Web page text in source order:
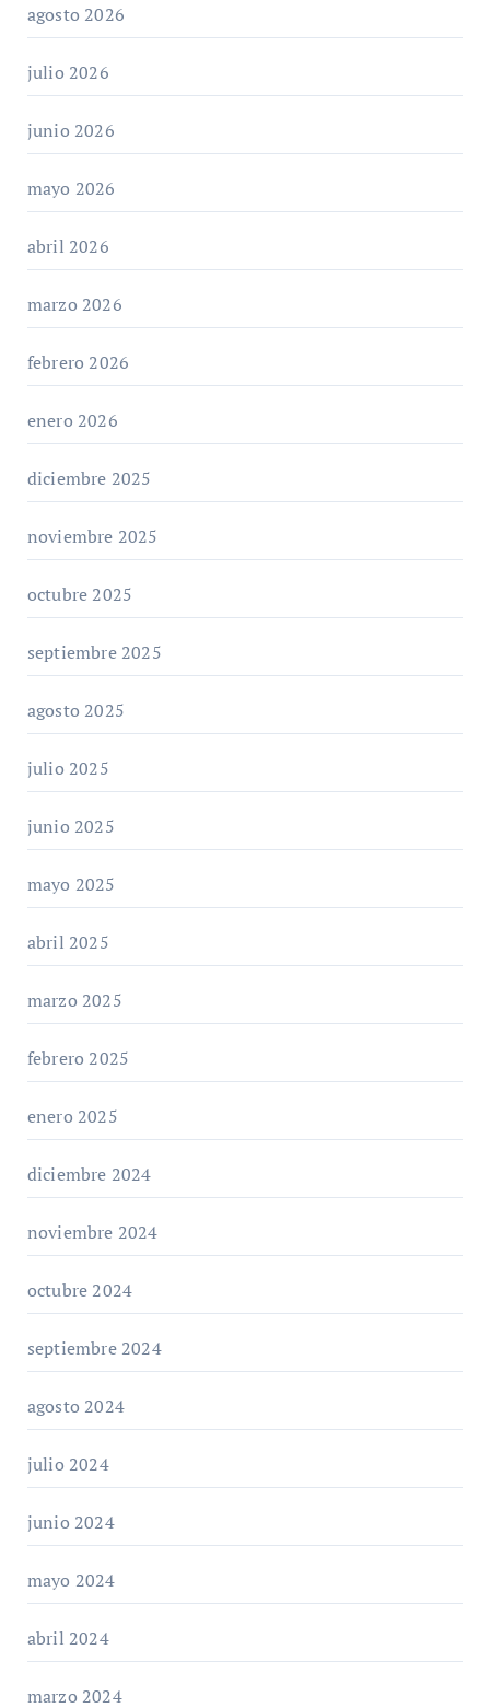
agosto 2026
julio 2026
junio 2026
mayo 2026
abril 2026
marzo 2026
febrero 2026
enero 2026
diciembre 2025
noviembre 2025
octubre 2025
septiembre 2025
agosto 2025
julio 2025
junio 2025
mayo 2025
abril 2025
marzo 2025
febrero 2025
enero 2025
diciembre 2024
noviembre 2024
octubre 2024
septiembre 2024
agosto 2024
julio 2024
junio 2024
mayo 2024
abril 2024
marzo 2024